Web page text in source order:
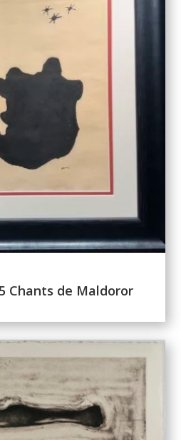
Chants de Maldoror